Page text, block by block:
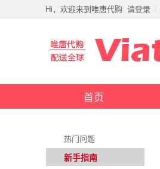
Hi，欢迎来到唯唐代购 请登录
首页
热门问题
新手指南